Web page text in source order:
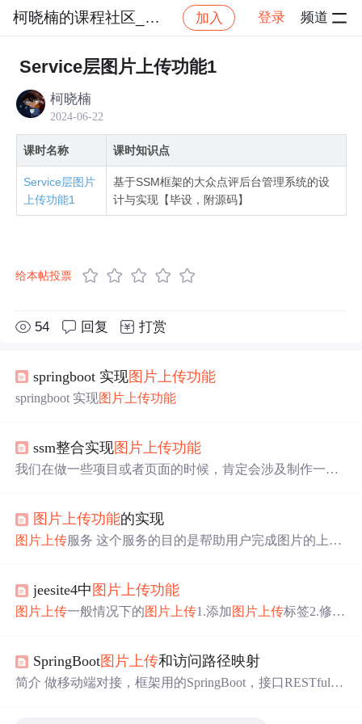
柯晓楠的课程社区_NO_1 加入 登录 频道
社区 柯晓楠的课程社区_NO_1
Service层图片上传功能1
柯晓楠
2024-06-22
课时名称 课时知识点
Service层图片
上传功能1
基于SSM框架的大众点评后台管理系统的设
计与实现【毕设，附源码】
给本帖投票
54 回复 打赏
springboot 实现图片上传功能
springboot 实现图片上传功能
ssm整合实现图片上传功能
我们在做一些项目或者页面的时候，肯定会涉及制作一个
更加直观的去感受商品。那么基于ssm框架的商品图片（文
件）上传显示 功能又将如何实现呢，下面着重来讲解。
图片上传功能的实现
图片上传服务 这个服务的目的是帮助用户完成图片的上
依赖 <dependencies> <dependency> <groupId>mysql</groupI
d> <artifactId>mysql-connector-java</artifactId>
jeesite4中 图片上传功能
图片上传一般情况下的图片上传1.添加图片上传标签2.修改
中1.代码如下2.注意事项 一般情况下的图片上传
片上传标签 页面上标签的使用 <div class="row"> <div class
SpringBoot图片上传和访问路径映射
简介 做移动端对接，框架用的SpringBoot，接口RESTful，